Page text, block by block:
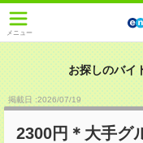
メニュー
お探しのバイ
掲載日 :2026/07/19
2300円＊大手グ